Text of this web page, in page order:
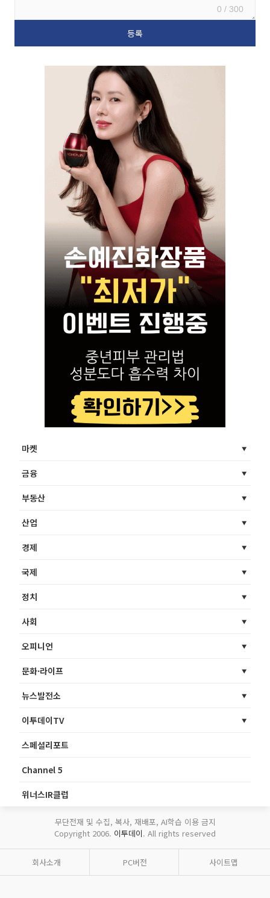
0 / 300
마켓
금융
부동산
산업
경제
국제
정치
사회
오피니언
문화·라이프
뉴스발전소
이투데이TV
스페셜리포트
Channel 5
위너스IR클럽
무단전재 및 수집, 복사, 재배포, AI학습 이용 금지
Copyright 2006. 이투데이. All rights reserved
회사소개 PC버전 사이트맵